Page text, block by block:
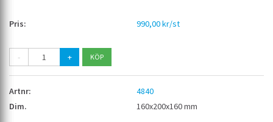
990,00 kr/st
- +
4840
160x200x160 mm